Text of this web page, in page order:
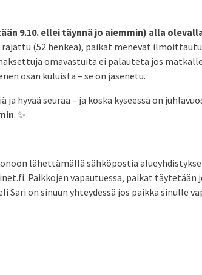
9.10. ellei täynnä jo aiemmin) alla
(52 henkeä), paikat menevät
omavastuita ei palauteta jos
osan kuluista – se on jäsenetu.
ja hyvää seuraa – ja koska kyseessä on
. ✨
lähettämällä sähköpostia
Paikkojen vapautuessa, paikat täytetään
on sinuun yhteydessä jos paikka sinulle